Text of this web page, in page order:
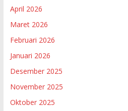
April 2026
Maret 2026
Februari 2026
Januari 2026
Desember 2025
November 2025
Oktober 2025